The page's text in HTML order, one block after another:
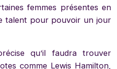
femmes présentes en
talent pour pouvoir un jour
qu’il faudra trouver
comme Lewis Hamilton,